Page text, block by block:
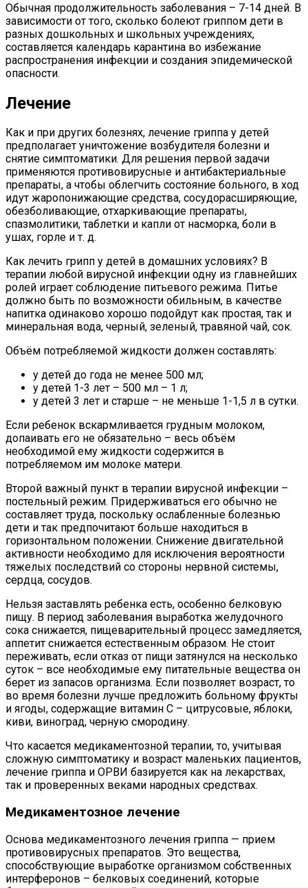
Обычная продолжительность заболевания – 7-14 дней. В
зависимости от того, сколько болеют гриппом дети в
разных дошкольных и школьных учреждениях,
составляется календарь карантина во избежание
распространения инфекции и создания эпидемической
опасности.
Лечение
Как и при других болезнях, лечение гриппа у детей
предполагает уничтожение возбудителя болезни и
снятие симптоматики. Для решения первой задачи
применяются противовирусные и антибактериальные
препараты, а чтобы облегчить состояние больного, в ход
идут жаропонижающие средства, сосудорасширяющие,
обезболивающие, отхаркивающие препараты,
спазмолитики, таблетки и капли от насморка, боли в
ушах, горле и т. д.
Как лечить грипп у детей в домашних условиях? В
терапии любой вирусной инфекции одну из главнейших
ролей играет соблюдение питьевого режима. Питье
должно быть по возможности обильным, в качестве
напитка одинаково хорошо подойдут как простая, так и
минеральная вода, черный, зеленый, травяной чай, сок.
Объём потребляемой жидкости должен составлять:
у детей до года не менее 500 мл;
у детей 1-3 лет – 500 мл – 1 л;
у детей 3 лет и старше – не меньше 1-1,5 л в сутки.
Если ребенок вскармливается грудным молоком,
допаивать его не обязательно – весь объём
необходимой ему жидкости содержится в
потребляемом им молоке матери.
Второй важный пункт в терапии вирусной инфекции –
постельный режим. Придерживаться его обычно не
составляет труда, поскольку ослабленные болезнью
дети и так предпочитают больше находиться в
горизонтальном положении. Снижение двигательной
активности необходимо для исключения вероятности
тяжелых последствий со стороны нервной системы,
сердца, сосудов.
Нельзя заставлять ребенка есть, особенно белковую
пищу. В период заболевания выработка желудочного
сока снижается, пищеварительный процесс замедляется,
аппетит снижается естественным образом. Не стоит
переживать, если отказ от пищи затянулся на несколько
суток – все необходимые ему питательные вещества он
берет из запасов организма. Если позволяет возраст, то
во время болезни лучше предложить больному фрукты
и ягоды, содержащие витамин С – цитрусовые, яблоки,
киви, виноград, черную смородину.
Что касается медикаментозной терапии, то, учитывая
сложную симптоматику и возраст маленьких пациентов,
лечение гриппа и ОРВИ базируется как на лекарствах,
так и проверенных веками народных средствах.
Медикаментозное лечение
Основа медикаментозного лечения гриппа — прием
противовирусных препаратов. Это вещества,
способствующие выработке организмом собственных
интерферонов – белковых соединений, которые